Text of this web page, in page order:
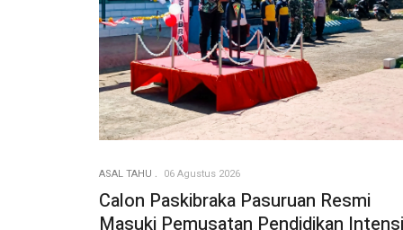
ASAL TAHU 06 Agustus 2026
Calon Paskibraka Pasuruan Resmi
Masuki Pemusatan Pendidikan